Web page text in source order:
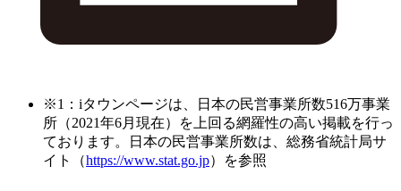
※1：iタウンページは、日本の民営事業所数516万事業
所（2021年6月現在）を上回る網羅性の高い掲載を行っ
ております。日本の民営事業所数は、総務省統計局サ
イト（https://www.stat.go.jp）を参照